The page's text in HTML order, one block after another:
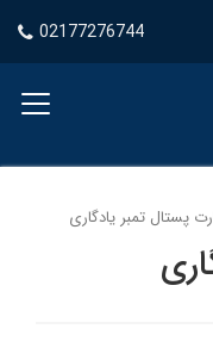
02177276744
پستال تمبر یادگاری